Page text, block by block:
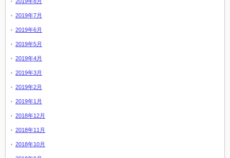
2019年7月
2019年6月
2019年5月
2019年4月
2019年3月
2019年2月
2019年1月
2018年12月
2018年11月
2018年10月